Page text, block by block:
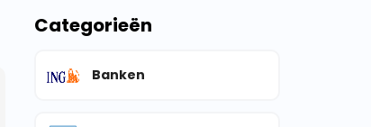
Categorieën
Banken